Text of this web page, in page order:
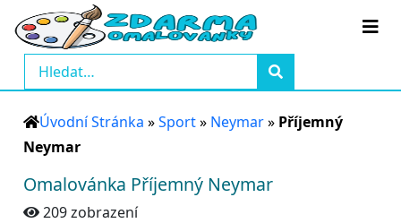
Úvodní Stránka »Sport» Neymar» Příjemný
Neymar
Omalovánka Příjemný Neymar
209 zobrazení